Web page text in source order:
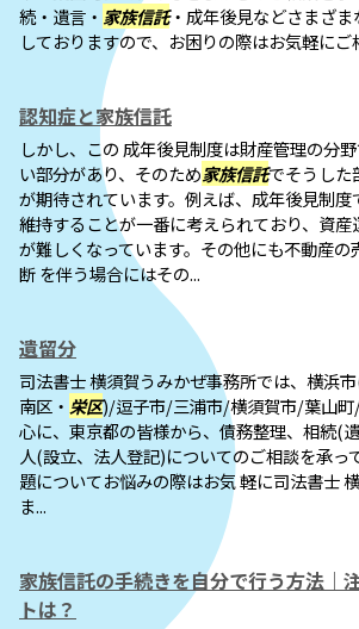
続・遺言・ 家族信託・成年後見などさまざ
しておりますので、お困りの際はお気軽にご
認知症と家族信託
しかし、この 成年後見制度は財産管理の分
い部分があり、そのため家族信託でそうした
が期待されています。例えば、成年後見制
維持することが一番に考えられており、資産
が難しくなっています。その他にも不動産の
断 を伴う場合にはその...
遺留分
司法書士 横須賀うみかぜ事務所では、横浜
南区・ 栄区)/逗子市/三浦市/横須賀市/葉山
心に、東京都の皆様から、債務整理、相続(遺
人(設立、法人登記)についてのご相談を承っ
題についてお悩みの際はお気 軽に司法書士
ま...
家族信託の手続きを自分で行う方法｜
トは？